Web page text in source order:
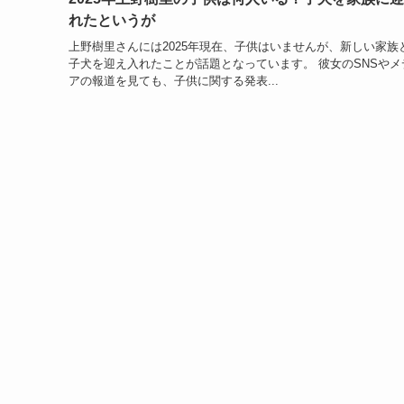
れたというが
上野樹里さんには2025年現在、子供はいませんが、新しい家族
子犬を迎え入れたことが話題となっています。 彼女のSNSやメ
アの報道を見ても、子供に関する発表...